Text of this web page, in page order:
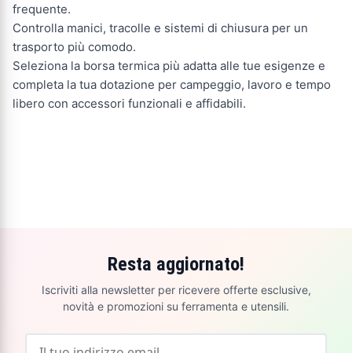
frequente.
Controlla manici, tracolle e sistemi di chiusura per un
trasporto più comodo.
Seleziona la borsa termica più adatta alle tue esigenze e
completa la tua dotazione per campeggio, lavoro e tempo
libero con accessori funzionali e affidabili.
Resta aggiornato!
Iscriviti alla newsletter per ricevere offerte esclusive,
novità e promozioni su ferramenta e utensili.